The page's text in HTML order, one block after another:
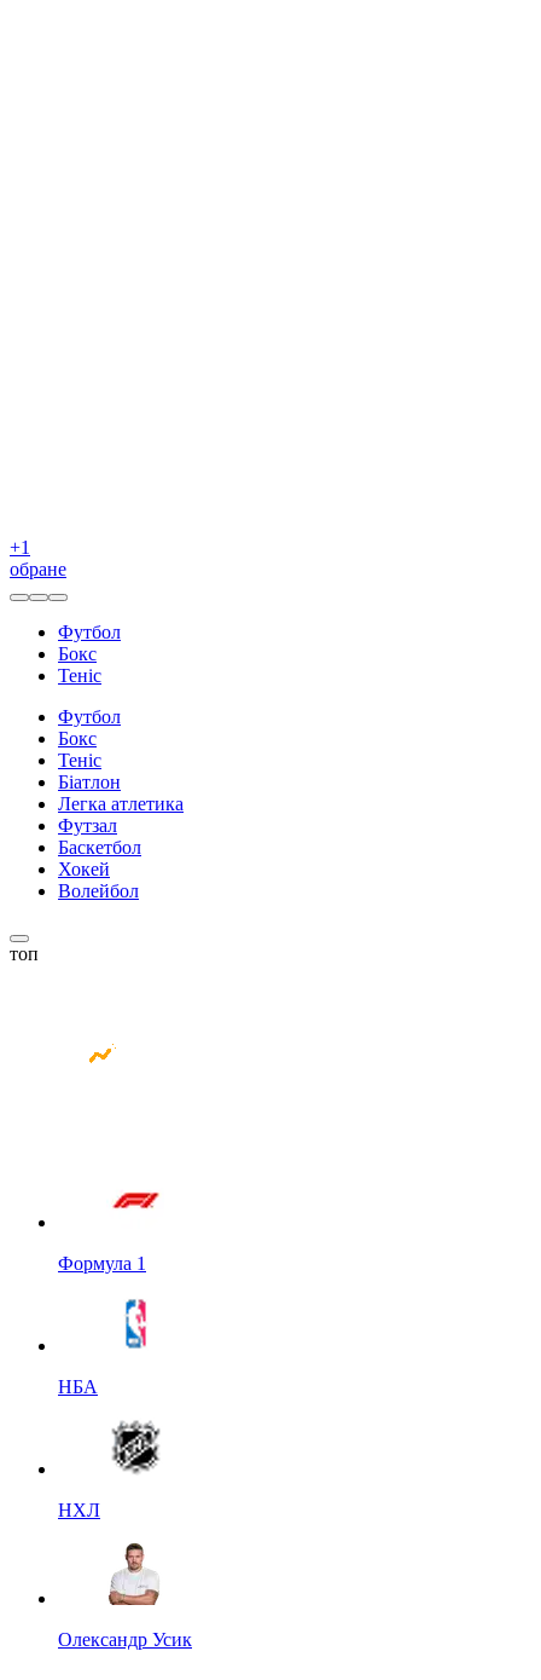
+1
обране
Футбол
Бокс
Теніс
Футбол
Бокс
Теніс
Біатлон
Легка атлетика
Футзал
Баскетбол
Хокей
Волейбол
топ
Формула 1
НБА
НХЛ
Олександр Усик